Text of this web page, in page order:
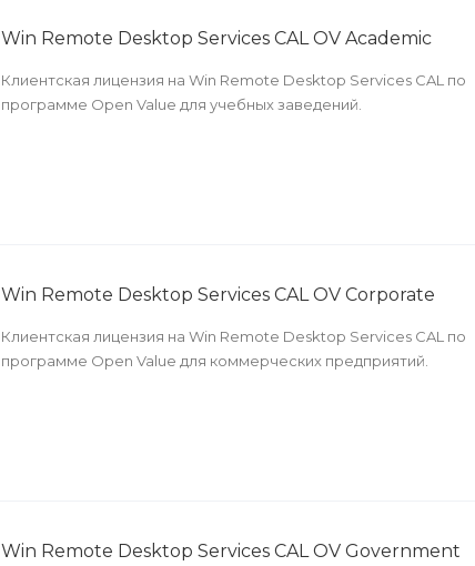
Win Remote Desktop Services CAL OV Academic
Клиентская лицензия на Win Remote Desktop Services CAL по
программе Open Value для учебных заведений.
Win Remote Desktop Services CAL OV Corporate
Клиентская лицензия на Win Remote Desktop Services CAL по
программе Open Value для коммерческих предприятий.
Win Remote Desktop Services CAL OV Government